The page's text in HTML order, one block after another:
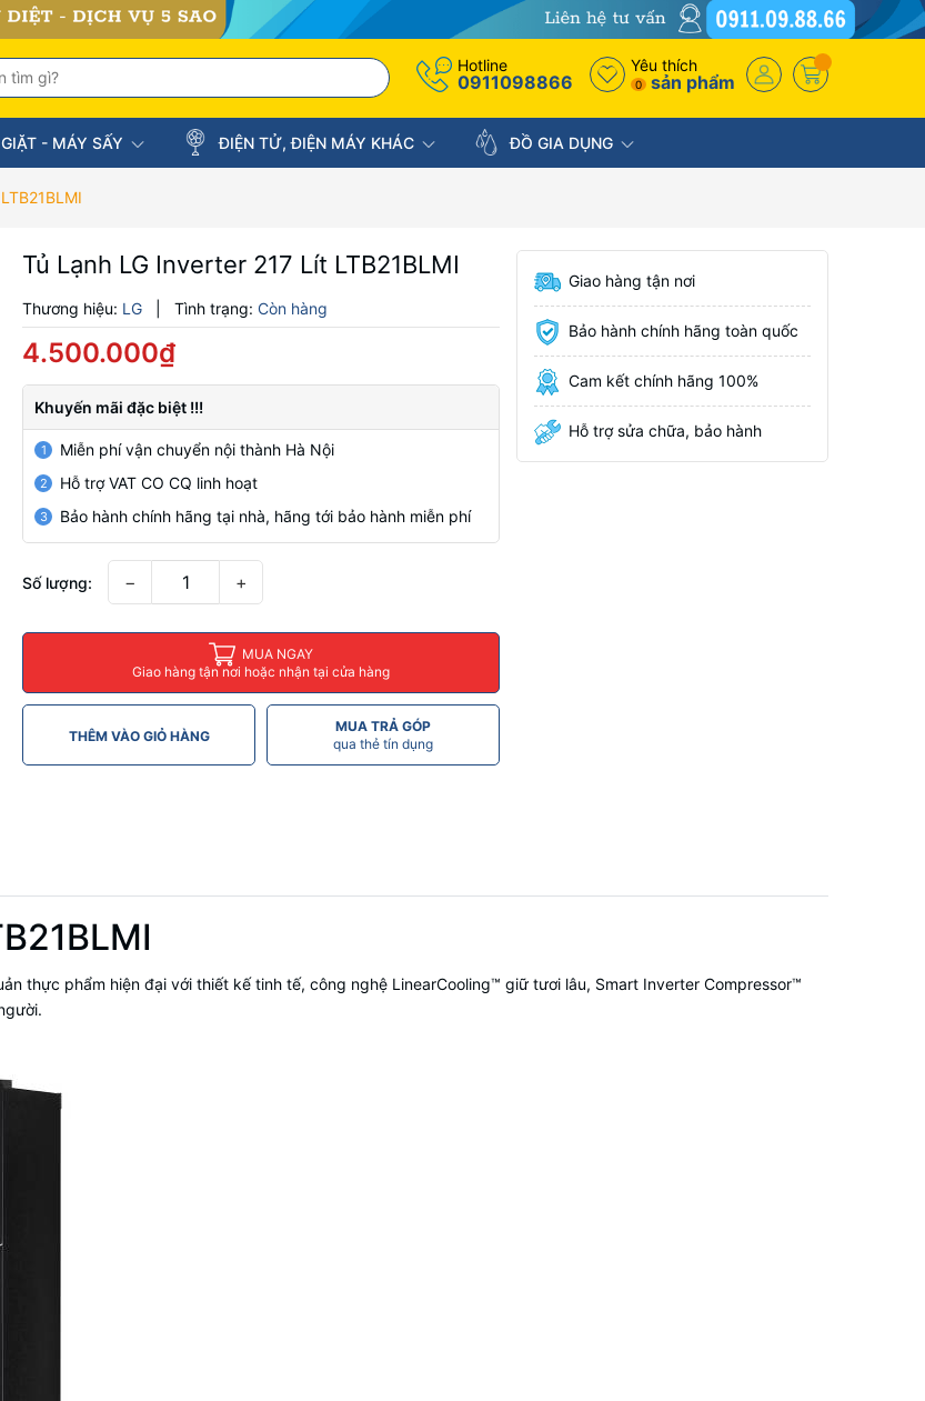
Hotline
0911098866
Yêu thích
0 sản phẩm
- MÁY SẤY ĐIỆN TỬ, ĐIỆN MÁY KHÁC ĐỒ GIA DỤNG
Tủ Lạnh LG Inverter 217 Lít LTB21BLMI
Thương hiệu: LG Tình trạng: Còn hàng
4.500.000₫
Khuyến mãi đặc biệt !!!
1 Miễn phí vận chuyển nội thành Hà Nội
2 Hỗ trợ VAT CO CQ linh hoạt
3 Bảo hành chính hãng tại nhà, hãng tới bảo hành miễn phí
Số lượng: − +
MUA NGAY
Giao hàng tận nơi hoặc nhận tại cửa hàng
THÊM VÀO GIỎ HÀNG
MUA TRẢ GÓP
qua thẻ tín dụng
Giao hàng tận nơi
Bảo hành chính hãng toàn quốc
Cam kết chính hãng 100%
Hỗ trợ sửa chữa, bảo hành
thực phẩm hiện đại với thiết kế tinh tế, công nghệ LinearCooling™ giữ tươi lâu, Smart Inverter Compressor™